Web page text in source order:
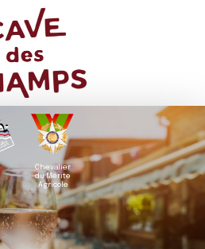
Chevalier
du Mérite
Agricole